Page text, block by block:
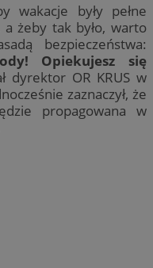
wakacje były pełne
żeby tak było, warto
bezpieczeństwa:
Opiekujesz się
dyrektor OR KRUS w
zaznaczył, że
propagowana w